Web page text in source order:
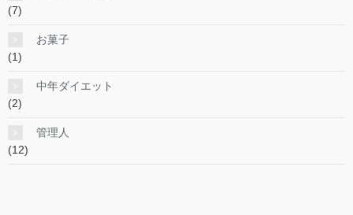
(7)
お菓子
(1)
中年ダイエット
(2)
管理人
(12)